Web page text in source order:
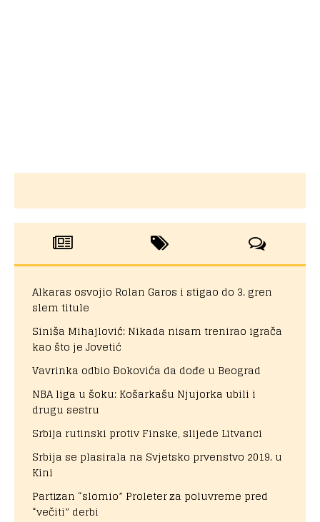
Alkaras osvojio Rolan Garos i stigao do 3. gren
slem titule
Siniša Mihajlović: Nikada nisam trenirao igrača
kao što je Jovetić
Vavrinka odbio Đokovića da dođe u Beograd
NBA liga u šoku: Košarkašu Njujorka ubili i
drugu sestru
Srbija rutinski protiv Finske, slijede Litvanci
Srbija se plasirala na Svjetsko prvenstvo 2019. u
Kini
Partizan “slomio” Proleter za poluvreme pred
“večiti” derbi